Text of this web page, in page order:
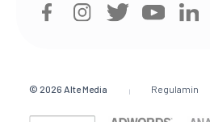
© 2026 Alte Media Regulamin